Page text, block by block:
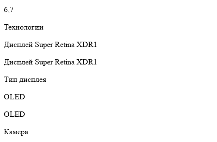
6,7
Технологии
Дисплей Super Retina XDR1
Дисплей Super Retina XDR1
Тип дисплея
OLED
OLED
Камера